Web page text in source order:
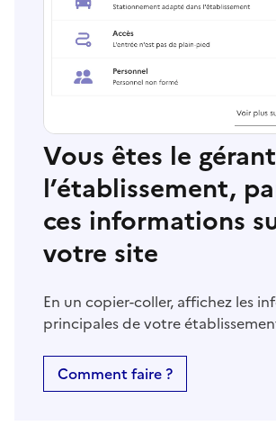
Vous êtes le
l’établissement,
ces informations
votre site
En un copier-coller, affichez les
principales de votre
Comment faire ?